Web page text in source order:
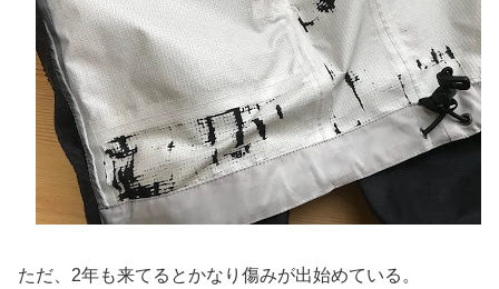
ただ、2年も来てるとかなり傷みが出始めている。